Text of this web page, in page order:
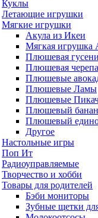
Куклы
Летающие игрушки
Мягкие игрушки
Акула из Икеи
Мягкая игрушка
Плюшевая
Плюшевая
Плюшевые
Плюшевые Ламы
Плюшевые
Плюшевый банан
Плюшевый
Другое
Настольные игры
Поп Ит
Радиоуправляемые
Творчество и хобби
Товары для родителей
Бэби мониторы
Зубные щетки